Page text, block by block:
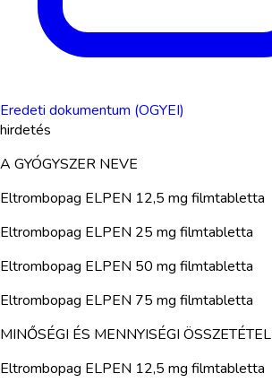
Eredeti dokumentum (OGYEI)
hirdetés
A GYÓGYSZER NEVE
Eltrombopag ELPEN 12,5 mg filmtabletta
Eltrombopag ELPEN 25 mg filmtabletta
Eltrombopag ELPEN 50 mg filmtabletta
Eltrombopag ELPEN 75 mg filmtabletta
MINŐSÉGI ÉS MENNYISÉGI ÖSSZETÉTEL
Eltrombopag ELPEN 12,5 mg filmtabletta